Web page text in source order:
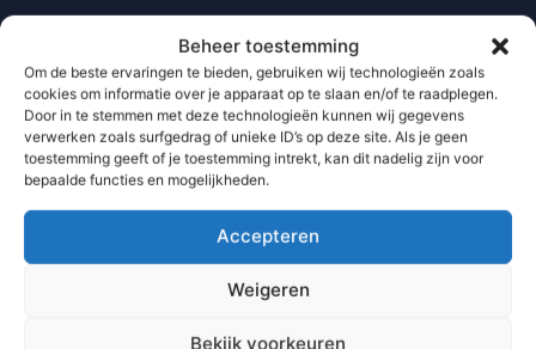
Beheer toestemming
Om de beste ervaringen te bieden, gebruiken wij technologieën zoals
cookies om informatie over je apparaat op te slaan en/of te raadplegen.
Door in te stemmen met deze technologieën kunnen wij gegevens
verwerken zoals surfgedrag of unieke ID’s op deze site. Als je geen
toestemming geeft of je toestemming intrekt, kan dit nadelig zijn voor
bepaalde functies en mogelijkheden.
Accepteren
Weigeren
Bekijk voorkeuren